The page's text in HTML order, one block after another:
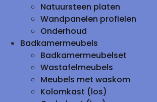
Natuursteen platen
Wandpanelen profielen
Onderhoud
Badkamermeubels
Badkamermeubelset
Wastafelmeubels
Meubels met waskom
Kolomkast (los)